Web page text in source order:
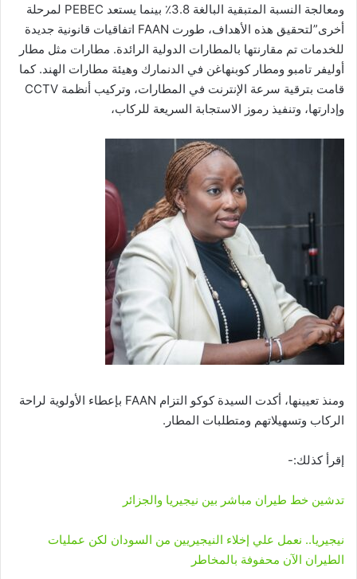
ومعالجة النسبة المتبقية البالغة 3.8٪ بينما يستعد PEBEC لمرحلة
أخرى”لتحقيق هذه الأهداف، طورت FAAN اتفاقيات قانونية جديدة
للخدمات تم مقارنتها بالمطارات الدولية الرائدة. مطارات مثل مطار
أوليفر تامبو ومطار كوبنهاغن في الدنمارك وهيئة مطارات الهند. كما
قامت بترقية سرعة الإنترنت في المطارات، وتركيب أنظمة CCTV
وإدارتها، وتنفيذ رموز الاستجابة السريعة للركاب،
ومنذ تعيينها، أكدت السيدة كوكو التزام FAAN بإعطاء الأولوية لراحة
الركاب وتسهيلاتهم ومتطلبات المطار.
إقرأ كذلك:-
تدشين خط طيران مباشر بين نيجيريا والجزائر
نيجيريا.. نعمل علي إخلاء النيجيريين من السودان لكن عمليات
الطيران الآن محفوفة بالمخاطر